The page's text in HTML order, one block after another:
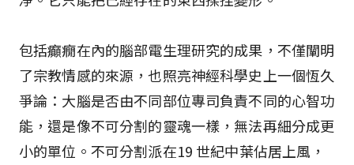
包括癲癇在內的腦部電生理研究的成果，不僅闡明
了宗教情感的來源，也照亮神經科學史上一個恆久
爭論：大腦是否由不同部位專司負責不同的心智功
能，還是像不可分割的靈魂一樣，無法再細分成更
小的單位。不可分割派在19 世紀中葉佔居上風，